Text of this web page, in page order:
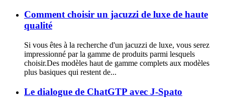
Comment choisir un jacuzzi de luxe de haute
qualité
Si vous êtes à la recherche d'un jacuzzi de luxe, vous serez
impressionné par la gamme de produits parmi lesquels
choisir.Des modèles haut de gamme complets aux modèles
plus basiques qui restent de...
Le dialogue de ChatGTP avec J-Spato